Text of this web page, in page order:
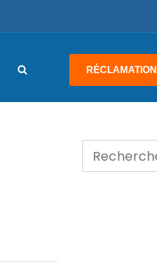
RÉCLAMATION